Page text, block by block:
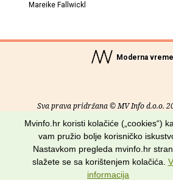
Mareike Fallwickl
Moderna
Sva prava pridržana © MV Info d.o.o.
Uvjeti korištenja
Potraži nas na:
Mvinfo.hr koristi kolačiće („cookies“)
vam pružio bolje korisničko
Nastavkom pregleda mvinfo.hr
slažete se sa korištenjem kolačića.
informacija